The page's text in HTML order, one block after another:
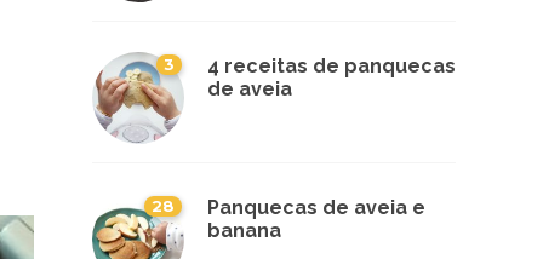
3
4 receitas de panquecas
de aveia
28
Panquecas de aveia e
banana